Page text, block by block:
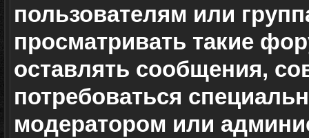
пользователям или
просматривать такие
оставлять сообщения,
потребоваться
модератором или